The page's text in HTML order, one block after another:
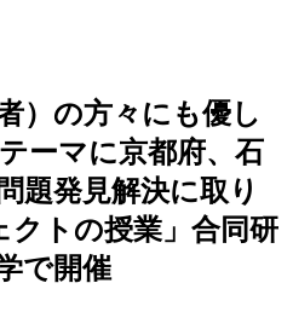
）の方々にも優し
ーマに京都府、石
題発見解決に取り
トの授業」合同研
で開催